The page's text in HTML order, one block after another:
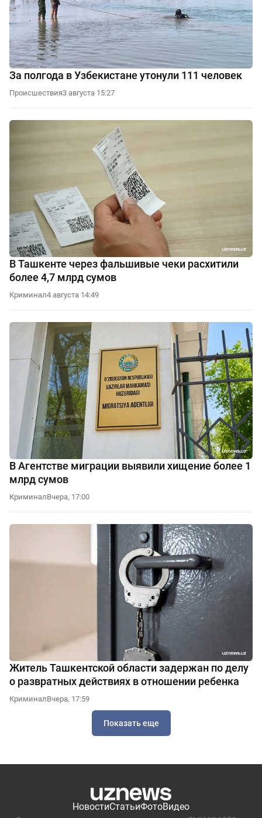
За полгода в Узбекистане утонули 111 человек
Происшествия3 августа 15:27
В Ташкенте через фальшивые чеки расхитили
более 4,7 млрд сумов
Криминал4 августа 14:49
В Агентстве миграции выявили хищение более 1
млрд сумов
КриминалВчера, 17:00
Житель Ташкентской области задержан по делу
о развратных действиях в отношении ребенка
КриминалВчера, 17:59
Показать еще
НовостиСтатьиФотоВидео